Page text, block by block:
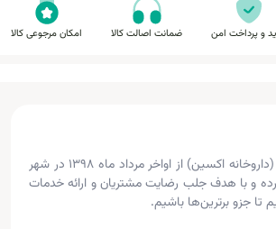
و پرداخت امن ضمانت اصالت کالا امکان مرجوعی کالا
داروخانه دکتر زرگری (داروخانه اکسین) از اواخر مرداد ماه ۱۳۹۸ در شهر
و با هدف جلب رضایت مشتریان و ارائه خدمات
تا جزو برترین‌ها باشیم.